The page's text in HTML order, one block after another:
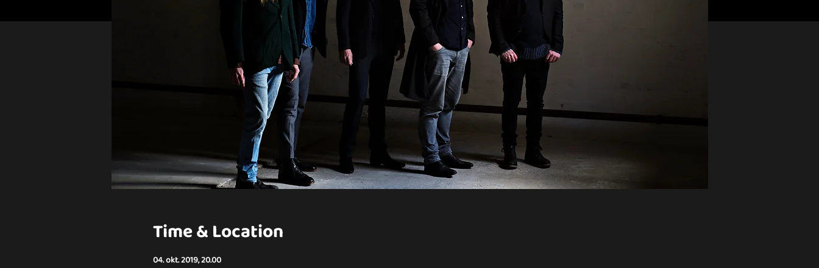
Time & Location
04. okt. 2019, 20.00